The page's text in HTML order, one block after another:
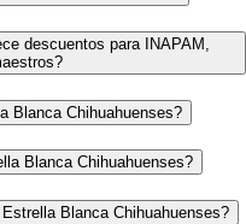
descuentos para INAPAM,
Blanca Chihuahuenses?
Blanca Chihuahuenses?
Blanca Chihuahuenses?